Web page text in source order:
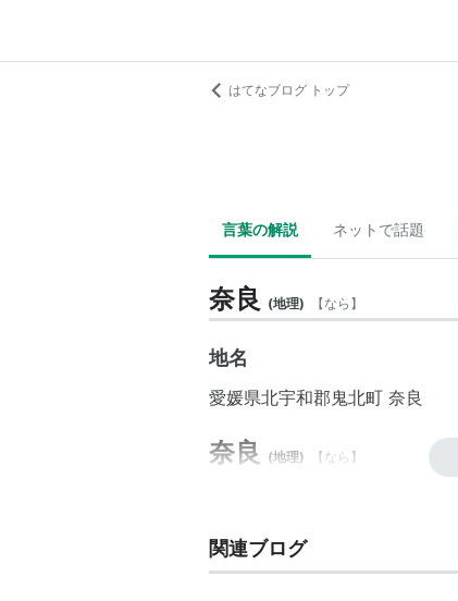
はてなブログ トップ
言葉の解説 ネットで話題
奈良 (地理) 【なら 】
地名
愛媛県北宇和郡鬼北町 奈良
奈良 (地理) 【 なら 】
福岡県田川市
関連ブログ